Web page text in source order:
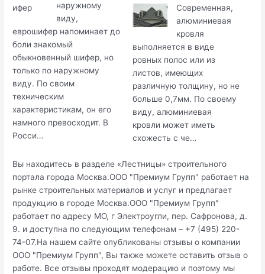
наружному
виду,
еврошифер напоминает до
боли знакомый
обыкновенный шифер, но
только по наружному
виду. По своим
техническим
характеристикам, он его
намного превосходит. В
Росси…
Современная,
алюминиевая
кровля
выполняется в виде
ровных полос или из
листов, имеющих
различную толщину, но не
больше 0,7мм. По своему
виду, алюминиевая
кровли может иметь
схожесть с че…
Вы находитесь в разделе «Лестницы» строительного
портала города Москва.ООО "Премиум Групп" работает на
рынке строительных материалов и услуг и предлагает
продукцию в городе Москва.ООО "Премиум Групп"
работает по адресу МО, г Электроугли, пер. Сафронова, д.
9. и доступна по следующим телефонам – +7 (495) 220-
74-07.На нашем сайте опубликованы отзывы о компании
ООО "Премиум Групп", Вы также можете оставить отзыв о
работе. Все отзывы проходят модерацию и поэтому мы